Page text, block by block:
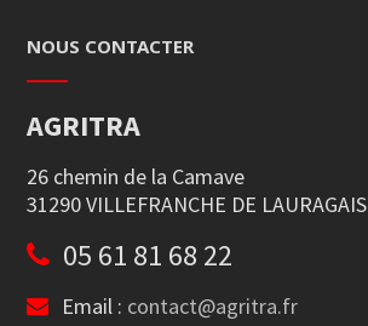
NOUS CONTACTER
AGRITRA
26 chemin de la Camave
31290 VILLEFRANCHE DE LAURAGAIS
05 61 81 68 22
Email : contact@agritra.fr